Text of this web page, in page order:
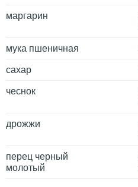
маргарин
мука пшеничная
сахар
чеснок
дрожжи
перец черный
молотый